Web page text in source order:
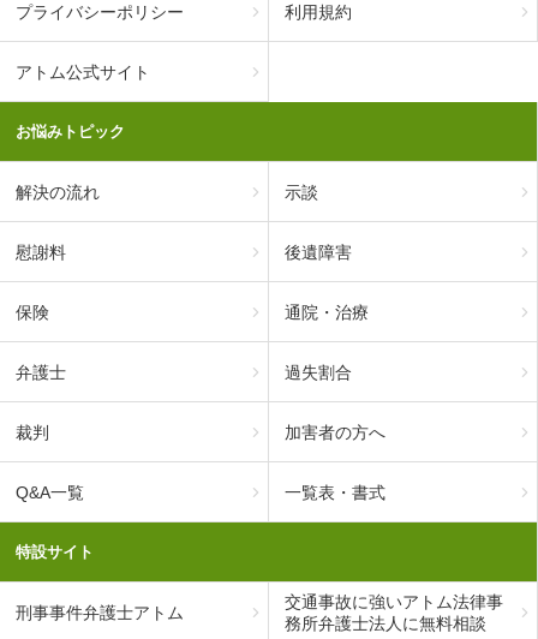
プライバシーポリシー 利用規約
アトム公式サイト
お悩みトピック
解決の流れ 示談
慰謝料 後遺障害
保険 通院・治療
弁護士 過失割合
裁判 加害者の方へ
Q&A一覧 一覧表・書式
特設サイト
刑事事件弁護士アトム
交通事故に強いアトム法律事
務所弁護士法人に無料相談